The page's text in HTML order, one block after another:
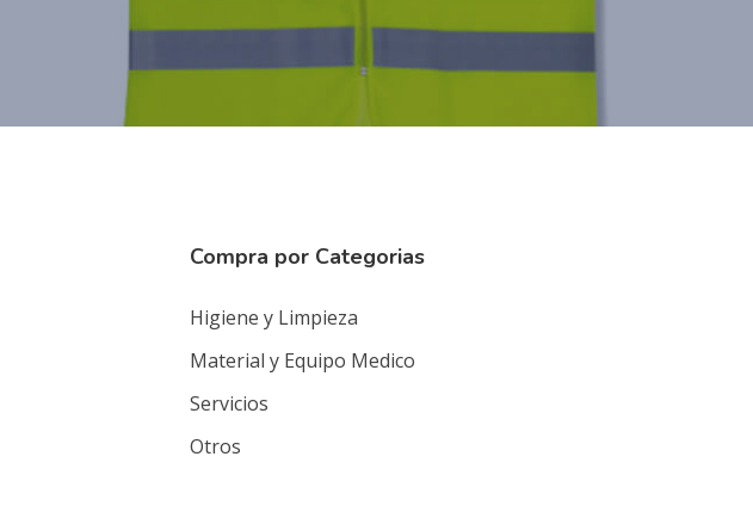
Compra por Categorias
Higiene y Limpieza
Material y Equipo Medico
Servicios
Otros